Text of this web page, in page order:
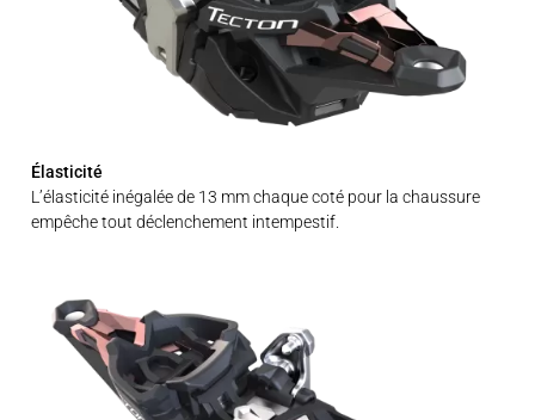
Élasticité
L’élasticité inégalée de 13 mm chaque coté pour la chaussure
empêche tout déclenchement intempestif.